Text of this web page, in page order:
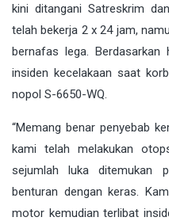
kini ditangani Satreskrim
telah bekerja 2 x 24 jam,
bernafas lega.
insiden kecelakaan saat
nopol S-6650-WQ.
“Memang benar penyebab
kami telah melakukan
sejumlah luka ditemukan
benturan dengan keras.
motor kemudian terlibat